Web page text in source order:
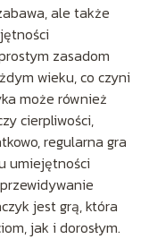
ale także
zasadom
wieku, co czyni
może również
cierpliwości,
regularna gra
umiejętności
jest grą, która
jak i dorosłym.